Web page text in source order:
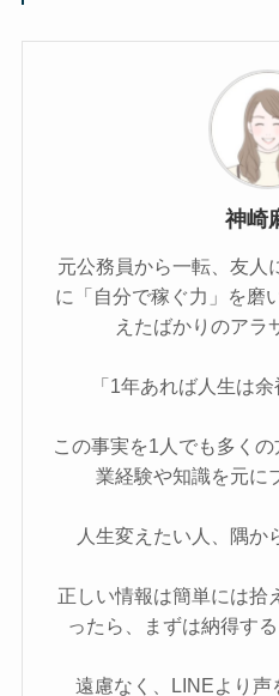
神崎
元公務員から一転、友人
に「自分で稼ぐ力」を磨
えたばかりのアラ
「1年あれば人生は
この事実を1人でも多く
業経験や知識を元に
人生変えたい人、隅か
正しい情報は簡単には拾
ったら、まずは納得す
遠慮なく、LINEより